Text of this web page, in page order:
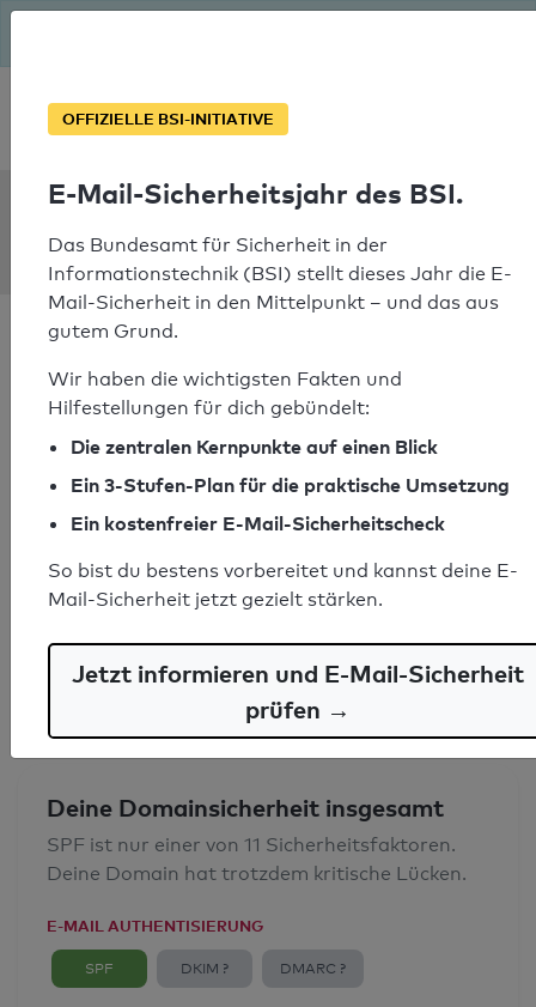
Soforthilfe bei Notfällen
kirchheimerhof.at
SPF-Check bestanden
Ihr SPF-Record Prüfergebnis
Syntaxprüfung: 0 Fehler
E-Mail-Spoofingschutz: Gut
Deine Domainsicherheit insgesamt
SPF ist nur einer von 11 Sicherheitsfaktoren.
Deine Domain hat trotzdem kritische Lücken.
E-MAIL AUTHENTISIERUNG
SPF DKIM ? DMARC ?
OFFIZIELLE BSI-INITIATIVE
E-Mail-Sicherheitsjahr des BSI.
Das Bundesamt für Sicherheit in der
Informationstechnik (BSI) stellt dieses Jahr die E-
Mail-Sicherheit in den Mittelpunkt – und das aus
gutem Grund.
Wir haben die wichtigsten Fakten und
Hilfestellungen für dich gebündelt:
Die zentralen Kernpunkte auf einen Blick
Ein 3-Stufen-Plan für die praktische Umsetzung
Ein kostenfreier E-Mail-Sicherheitscheck
So bist du bestens vorbereitet und kannst deine E-
Mail-Sicherheit jetzt gezielt stärken.
Jetzt informieren und E-Mail-Sicherheit
prüfen →